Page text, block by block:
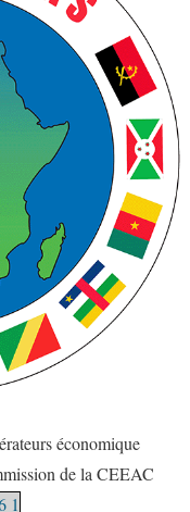
économique
de la CEEAC
1